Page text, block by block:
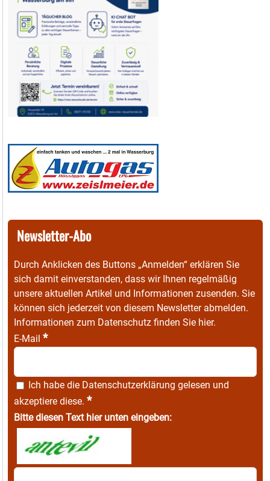
Newsletter-Abo
Durch Anklicken des Buttons „Anmelden“ erklären Sie
sich damit einverstanden, dass wir Ihnen regelmäßig
unsere aktuellen Artikel und Informationen zusenden. Sie
können sich jederzeit von diesem Newsletter abmelden.
Informationen zum Datenschutz finden Sie hier.
E-Mail *
Ich habe die Datenschutzerklärung gelesen und
akzeptiere diese. *
Bitte diesen Text hier unten eingeben: